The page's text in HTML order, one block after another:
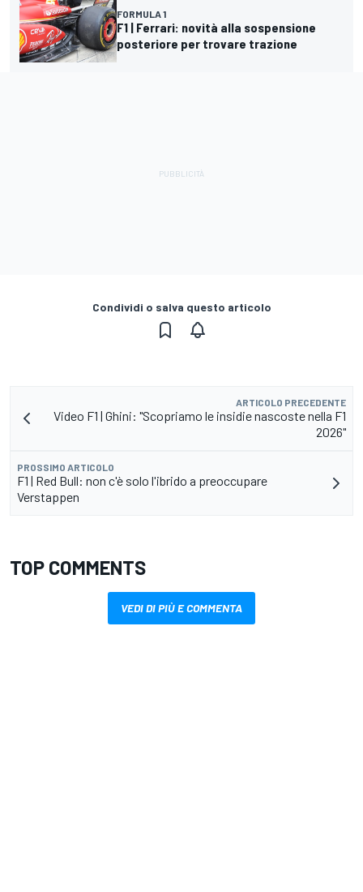
FORMULA 1
F1 | Ferrari: novità alla sospensione
posteriore per trovare trazione
Condividi o salva questo articolo
ARTICOLO PRECEDENTE
Video F1 | Ghini: "Scopriamo le insidie nascoste nella F1
2026"
PROSSIMO ARTICOLO
F1 | Red Bull: non c'è solo l'ibrido a preoccupare
Verstappen
TOP COMMENTS
VEDI DI PIÙ E COMMENTA